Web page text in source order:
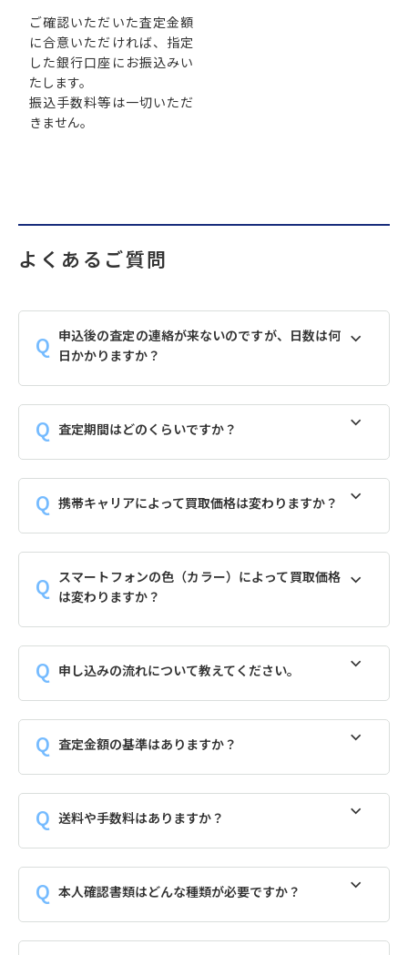
ご確認いただいた査定金額
に合意いただければ、指定
した銀行口座にお振込みい
たします。
振込手数料等は一切いただ
きません。
よくあるご質問
申込後の査定の連絡が来ないのですが、日数は何
日かかりますか？
査定期間はどのくらいですか？
携帯キャリアによって買取価格は変わりますか？
スマートフォンの色（カラー）によって買取価格
は変わりますか？
申し込みの流れについて教えてください。
査定金額の基準はありますか？
送料や手数料はありますか？
本人確認書類はどんな種類が必要ですか？